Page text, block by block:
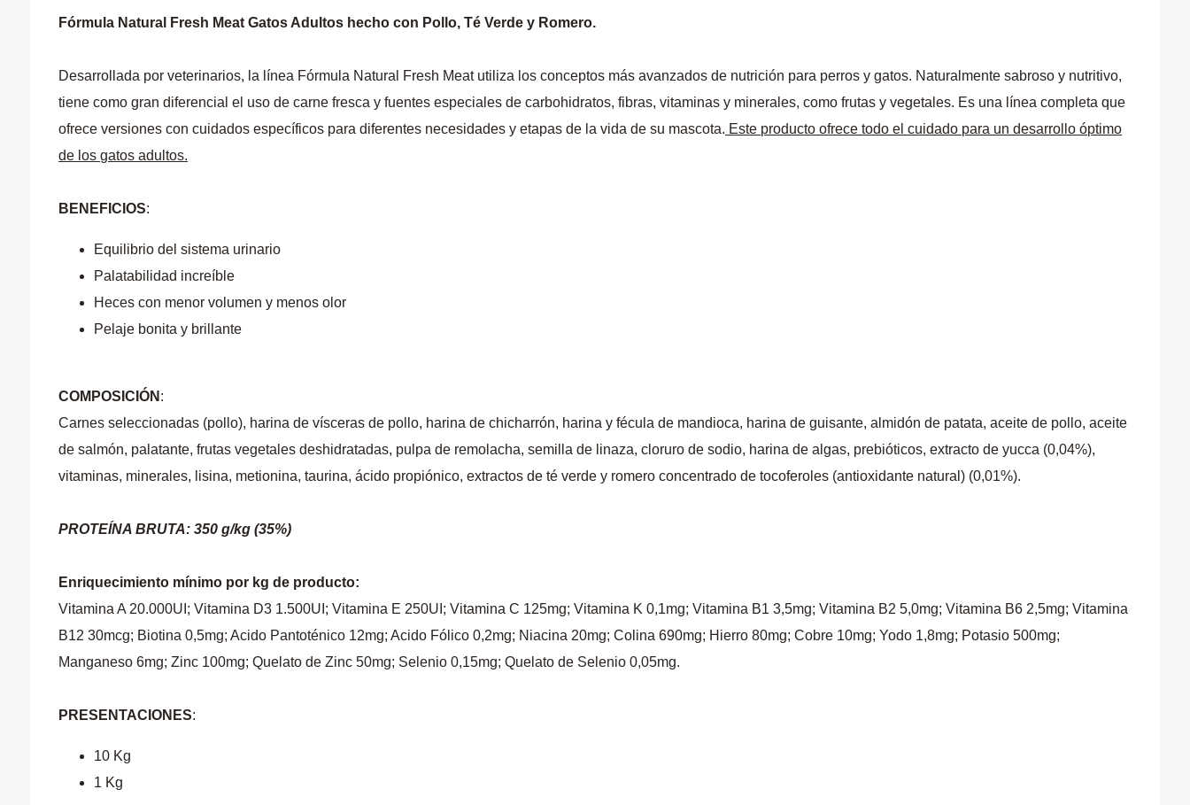
Fórmula Natural Fresh Meat Gatos Adultos hecho con Pollo, Té Verde y Romero.
Desarrollada por veterinarios, la línea Fórmula Natural Fresh Meat utiliza los conceptos más avanzados de nutrición para perros y gatos. Naturalmente sabroso y nutritivo,
tiene como gran diferencial el uso de carne fresca y fuentes especiales de carbohidratos, fibras, vitaminas y minerales, como frutas y vegetales. Es una línea completa que
ofrece versiones con cuidados específicos para diferentes necesidades y etapas de la vida de su mascota. Este producto ofrece todo el cuidado para un desarrollo óptimo
de los gatos adultos.
BENEFICIOS:
Equilibrio del sistema urinario
Palatabilidad increíble
Heces con menor volumen y menos olor
Pelaje bonita y brillante
COMPOSICIÓN :
Carnes seleccionadas (pollo), harina de vísceras de pollo, harina de chicharrón, harina y fécula de mandioca, harina de guisante, almidón de patata, aceite de pollo, aceite
de salmón, palatante, frutas vegetales deshidratadas, pulpa de remolacha, semilla de linaza, cloruro de sodio, harina de algas, prebióticos, extracto de yucca (0,04%),
vitaminas, minerales, lisina, metionina, taurina, ácido propiónico, extractos de té verde y romero concentrado de tocoferoles (antioxidante natural) (0,01%).
PROTEÍNA BRUTA: 350 g/kg (35%)
Enriquecimiento mínimo por kg de producto:
Vitamina A 20.000UI; Vitamina D3 1.500UI; Vitamina E 250UI; Vitamina C 125mg; Vitamina K 0,1mg; Vitamina B1 3,5mg; Vitamina B2 5,0mg; Vitamina B6 2,5mg; Vitamina
B12 30mcg; Biotina 0,5mg; Acido Pantoténico 12mg; Acido Fólico 0,2mg; Niacina 20mg; Colina 690mg; Hierro 80mg; Cobre 10mg; Yodo 1,8mg; Potasio 500mg;
Manganeso 6mg; Zinc 100mg; Quelato de Zinc 50mg; Selenio 0,15mg; Quelato de Selenio 0,05mg.
PRESENTACIONES:
10 Kg
1 Kg